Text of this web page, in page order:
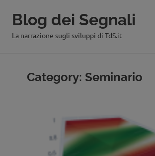
contenuto
Blog dei Segnali
La narrazione sugli sviluppi di TdS.it
Category: Seminario